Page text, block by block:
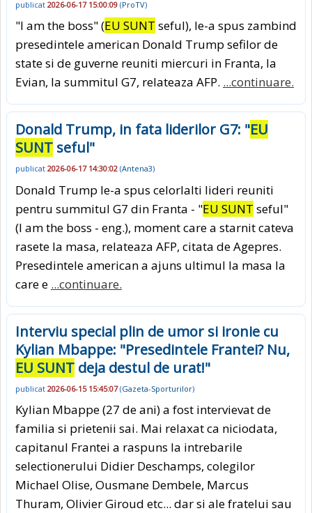
publicat 2026-06-17 15:00:09 (ProTV)
"I am the boss" (EU SUNT seful), le-a spus zambind
presedintele american Donald Trump sefilor de
state si de guverne reuniti miercuri in Franta, la
Evian, la summitul G7, relateaza AFP. ...continuare.
Donald Trump, in fata liderilor G7: "EU
SUNT seful"
publicat 2026-06-17 14:30:02 (Antena3)
Donald Trump le-a spus celorlalti lideri reuniti
pentru summitul G7 din Franta - "EU SUNT seful"
(I am the boss - eng.), moment care a starnit cateva
rasete la masa, relateaza AFP, citata de Agepres.
Presedintele american a ajuns ultimul la masa la
care e ...continuare.
Interviu special plin de umor si ironie cu
Kylian Mbappe: "Presedintele Frantei? Nu,
EU SUNT deja destul de urat!"
publicat 2026-06-15 15:45:07(Gazeta-Sporturilor)
Kylian Mbappe (27 de ani) a fost intervievat de
familia si prietenii sai. Mai relaxat ca niciodata,
capitanul Frantei a raspuns la intrebarile
selectionerului Didier Deschamps, colegilor
Michael Olise, Ousmane Dembele, Marcus
Thuram, Olivier Giroud etc... dar si ale fratelui sau